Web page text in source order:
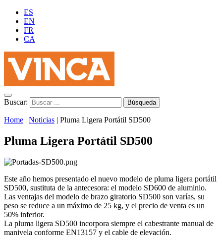
ES
EN
FR
CA
Buscar:
Home | Noticias | Pluma Ligera Portátil SD500
Pluma Ligera Portátil SD500
Este año hemos presentado el nuevo modelo de pluma ligera portátil
SD500, sustituta de la antecesora: el modelo SD600 de aluminio.
Las ventajas del modelo de brazo giratorio SD500 son varías, su
peso se reduce a un máximo de 25 kg, y el precio de venta es un
50% inferior.
La pluma ligera SD500 incorpora siempre el cabestrante manual de
manivela conforme EN13157 y el cable de elevación.